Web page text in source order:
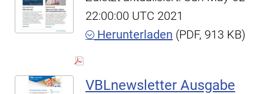
22:00:00 UTC 2021
Herunterladen (PDF, 913 KB)
VBLnewsletter Ausgabe